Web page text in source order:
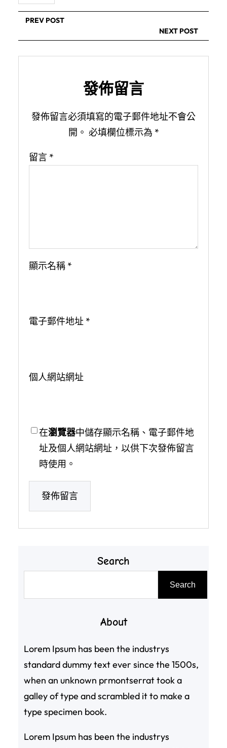
PREV POST
NEXT POST
發佈留言
發佈留言必須填寫的電子郵件地址不會公
開。 必填欄位標示為 *
留言 *
顯示名稱 *
電子郵件地址 *
個人網站網址
在瀏覽器中儲存顯示名稱、電子郵件地
址及個人網站網址，以供下次發佈留言
時使用。
Search
Search
About
Lorem Ipsum has been the industrys
standard dummy text ever since the 1500s,
when an unknown prmontserrat took a
galley of type and scrambled it to make a
type specimen book.
Lorem Ipsum has been the industrys